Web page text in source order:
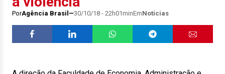
PorAgência Brasil 30/10/18 - 22h01minEmNotícias